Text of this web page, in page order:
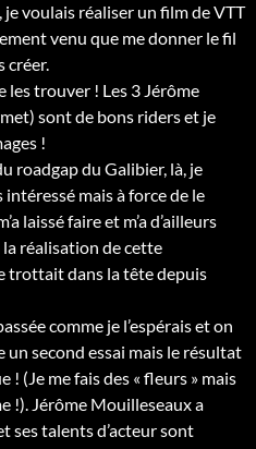
voulais réaliser un film de VTT
venu que me donner le fil
créer.
les trouver ! Les 3 Jérôme
sont de bons riders et je
!
roadgap du Galibier, là, je
mais à force de le
laissé faire et m’a d’ailleurs
réalisation de cette
trottait dans la tête depuis
comme je l’espérais et on
un second essai mais le résultat
! (Je me fais des « fleurs » mais
!). Jérôme Mouilleseaux a
ses talents d’acteur sont